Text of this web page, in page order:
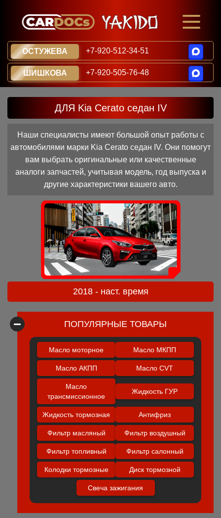
ОСТУЖЕВА +7-920-512-34-51
ШИШКОВА +7-920-505-76-48
ДЛЯ Kia Cerato седан IV
Наши специалисты имеют большой опыт работы с
автомобилями марки Kia Cerato седан IV. Они помогут
вам выбрать оригинальные или качественные
аналоги запчастей, учитывая модель, год выпуска и
другие характеристики вашего авто.
2018 - наст. время
ПОПУЛЯРНЫЕ ТОВАРЫ
Масло моторное Масло МКПП
Масло АКПП Масло CVT
Масло
трансмиссионное
Жидкость ГУР
Жидкость тормозная Антифриз
Фильтр масляный Фильтр воздушный
Фильтр топливный Фильтр салонный
Колодки тормозные Диск тормозной
Свеча зажигания